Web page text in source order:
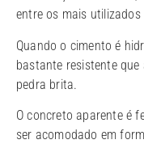
entre os mais
Quando o cimento é
bastante resistente
pedra brita.
O concreto aparente é
ser acomodado em